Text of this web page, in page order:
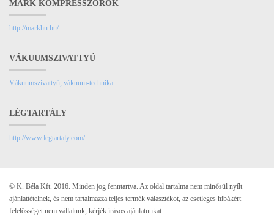
MARK KOMPRESSZOROK
http://markhu.hu/
VÁKUUMSZIVATTYÚ
Vákuumszivattyú, vákuum-technika
LÉGTARTÁLY
http://www.legtartaly.com/
© K. Béla Kft. 2016. Minden jog fenntartva. Az oldal tartalma nem minősül nyílt
ajánlattételnek, és nem tartalmazza teljes termék választékot, az esetleges hibákért
felelősséget nem vállalunk, kérjék írásos ajánlatunkat.